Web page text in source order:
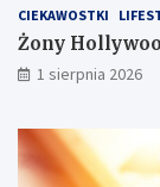
CIEKAWOSTKI
Żony
1 sierpnia 2026